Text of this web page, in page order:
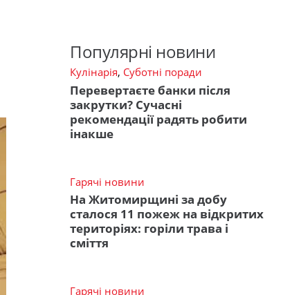
Популярні новини
Кулінарія, Суботні поради
Перевертаєте банки після
закрутки? Сучасні
рекомендації радять робити
інакше
Гарячі новини
На Житомирщині за добу
сталося 11 пожеж на відкритих
територіях: горіли трава і
сміття
Гарячі новини